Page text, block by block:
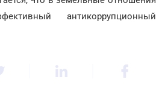
антикоррупционный